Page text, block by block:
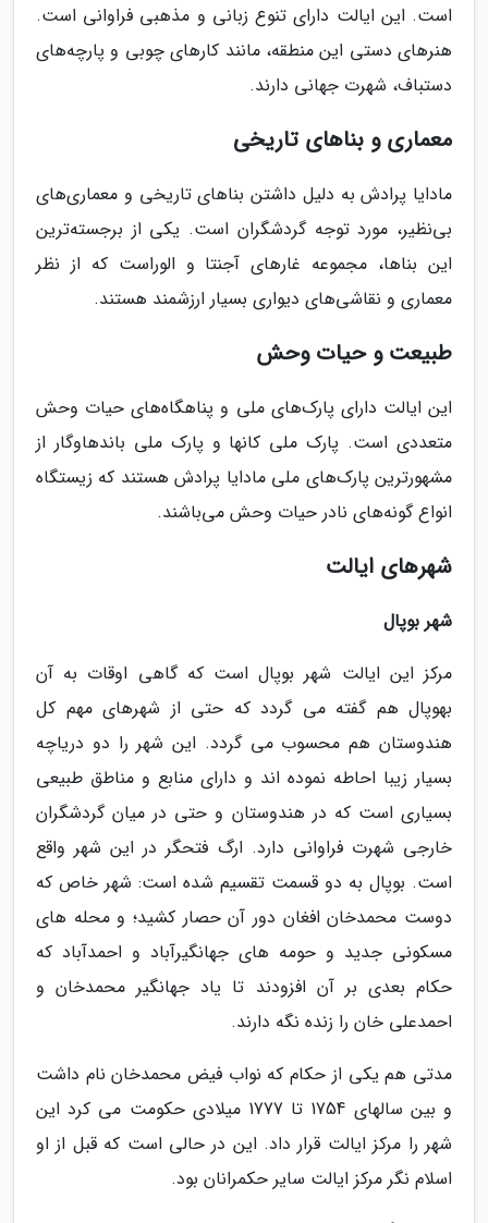
است. این ایالت دارای تنوع زبانی و مذهبی فراوانی است.
هنرهای دستی این منطقه، مانند کارهای چوبی و پارچه‌های
دستباف، شهرت جهانی دارند.
معماری و بناهای تاریخی
مادایا پرادش به دلیل داشتن بناهای تاریخی و معماری‌های
بی‌نظیر، مورد توجه گردشگران است. یکی از برجسته‌ترین
این بناها، مجموعه غارهای آجنتا و الوراست که از نظر
معماری و نقاشی‌های دیواری بسیار ارزشمند هستند.
طبیعت و حیات وحش
این ایالت دارای پارک‌های ملی و پناهگاه‌های حیات وحش
متعددی است. پارک ملی کانها و پارک ملی باندهاوگار از
مشهورترین پارک‌های ملی مادایا پرادش هستند که زیستگاه
انواع گونه‌های نادر حیات وحش می‌باشند.
شهرهای ایالت
شهر بوپال
مرکز این ایالت شهر بوپال است که گاهی اوقات به آن
بهوپال هم گفته می گردد که حتی از شهرهای مهم کل
هندوستان هم محسوب می گردد. این شهر را دو دریاچه
بسیار زیبا احاطه نموده اند و دارای منابع و مناطق طبیعی
بسیاری است که در هندوستان و حتی در میان گردشگران
خارجی شهرت فراوانی دارد. ارگ فتحگر در این شهر واقع
است. بوپال به دو قسمت تقسیم شده است: شهر خاص که
دوست محمدخان افغان دور آن حصار کشید؛ و محله های
مسکونی جدید و حومه های جهانگیرآباد و احمدآباد که
حکام بعدی بر آن افزودند تا یاد جهانگیر محمدخان و
احمدعلی خان را زنده نگه دارند.
مدتی هم یکی از حکام که نواب فیض محمدخان نام داشت
و بین سالهای 1754 تا 1777 میلادی حکومت می کرد این
شهر را مرکز ایالت قرار داد. این در حالی است که قبل از او
اسلام نگر مرکز ایالت سایر حکمرانان بود.